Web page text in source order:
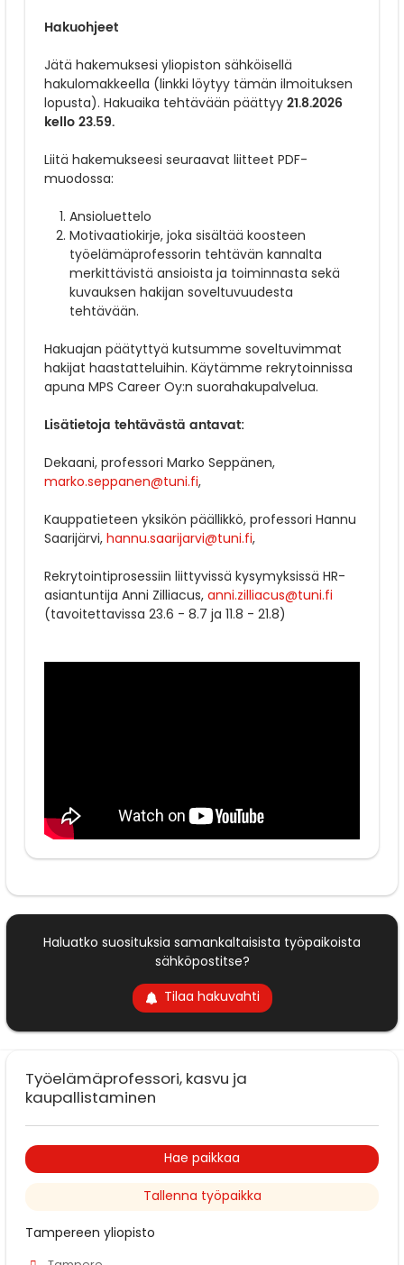
Hakuohjeet
Jätä hakemuksesi yliopiston sähköisellä
hakulomakkeella (linkki löytyy tämän ilmoituksen
lopusta). Hakuaika tehtävään päättyy 21.8.2026
kello 23.59.
Liitä hakemukseesi seuraavat liitteet PDF-
muodossa:
Ansioluettelo
Motivaatiokirje, joka sisältää koosteen
työelämäprofessorin tehtävän kannalta
merkittävistä ansioista ja toiminnasta sekä
kuvauksen hakijan soveltuvuudesta
tehtävään.
Hakuajan päätyttyä kutsumme soveltuvimmat
hakijat haastatteluihin. Käytämme rekrytoinnissa
apuna MPS Career Oy:n suorahakupalvelua.
Lisätietoja tehtävästä antavat:
Dekaani, professori Marko Seppänen,
marko.seppanen@tuni.fi,
Kauppatieteen yksikön päällikkö, professori Hannu
Saarijärvi, hannu.saarijarvi@tuni.fi,
Rekrytointiprosessiin liittyvissä kysymyksissä HR-
asiantuntija Anni Zilliacus, anni.zilliacus@tuni.fi
(tavoitettavissa 23.6 - 8.7 ja 11.8 - 21.8)
Haluatko suosituksia samankaltaisista työpaikoista
sähköpostitse?
Tilaa hakuvahti
Työelämäprofessori, kasvu ja
kaupallistaminen
Hae paikkaa
Tallenna työpaikka
Tampereen yliopisto